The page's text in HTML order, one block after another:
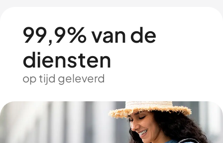
99,9% van de
diensten
op tijd geleverd